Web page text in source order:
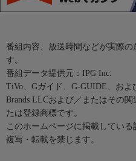
番組内容、放送時間などが実際
す。
番組データ提供元：IPG Inc.
TiVo、Gガイド、G-GUIDE、お
Brands LLCおよび／またはその
たは登録商標です。
このホームページに掲載してい
複写・転載を禁じます。